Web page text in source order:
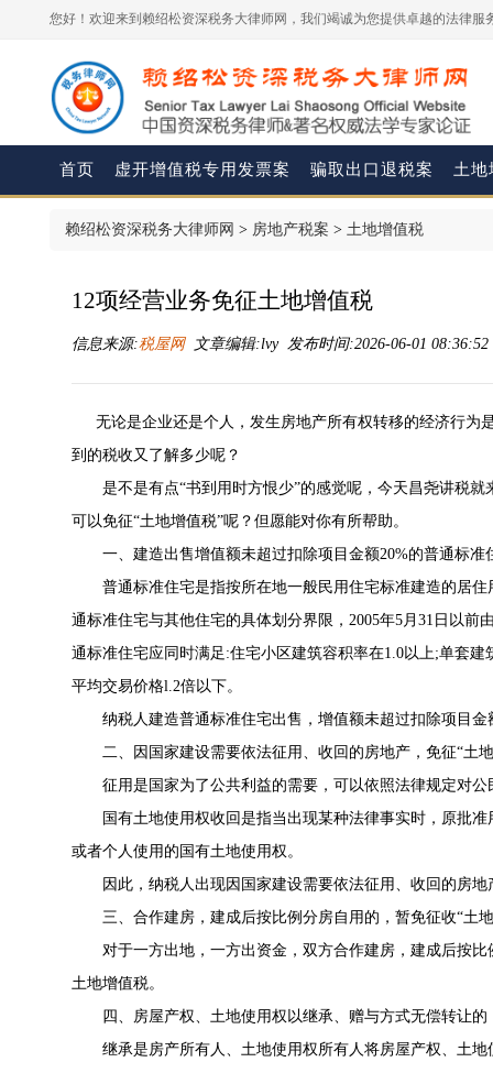
您好！欢迎来到赖绍松资深税务大律师网，我们竭诚为您提供卓越的法律服
首页 虚开增值税专用发票案 骗取出口退税案 土地
赖绍松资深税务大律师网 > 房地产税案 > 土地增值税
12项经营业务免征土地增值税
信息来源:税屋网文章编辑:lvy 发布时间:2026-06-01
无论是企业还是个人，发生房地产所有权转移的经济行为
到的税收又了解多少呢？
是不是有点“书到用时方恨少”的感觉呢，今天昌尧讲税就
可以免征“土地增值税”呢？但愿能对你有所帮助。
一、建造出售增值额未超过扣除项目金额20%的普通标准
普通标准住宅是指按所在地一般民用住宅标准建造的居住
通标准住宅与其他住宅的具体划分界限，2005年5月31日以前
通标准住宅应同时满足:住宅小区建筑容积率在1.0以上;单套
平均交易价格l.2倍以下。
纳税人建造普通标准住宅出售，增值额未超过扣除项目金
二、因国家建设需要依法征用、收回的房地产，免征“土
征用是国家为了公共利益的需要，可以依照法律规定对公
国有土地使用权收回是指当出现某种法律事实时，原批准
或者个人使用的国有土地使用权。
因此，纳税人出现因国家建设需要依法征用、收回的房地
三、合作建房，建成后按比例分房自用的，暂免征收“土
对于一方出地，一方出资金，双方合作建房，建成后按比
土地增值税。
四、房屋产权、土地使用权以继承、赠与方式无偿转让的
继承是房产所有人、土地使用权所有人将房屋产权、土地